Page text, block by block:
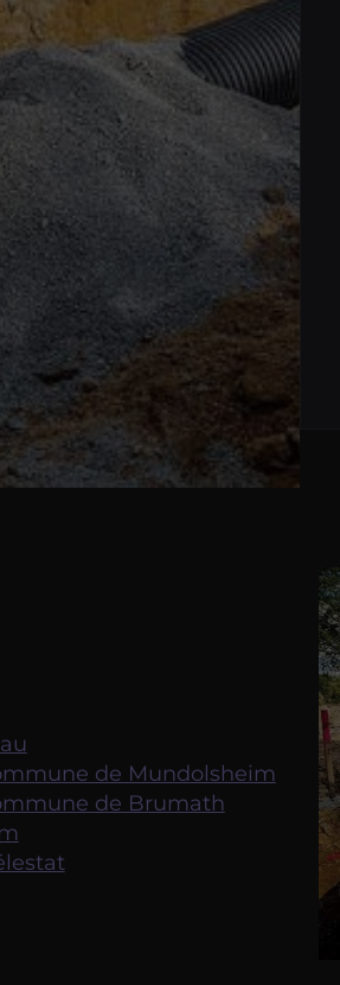
de Mundolsheim
de Brumath